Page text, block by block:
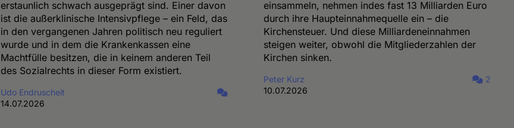
erstaunlich schwach ausgeprägt sind. Einer davon
ist die außerklinische Intensivpflege – ein Feld, das
in den vergangenen Jahren politisch neu reguliert
wurde und in dem die Krankenkassen eine
Machtfülle besitzen, die in keinem anderen Teil
des Sozialrechts in dieser Form existiert.
Udo Endruscheit
14.07.2026
einsammeln, nehmen indes fast 13 Milliarden Euro
durch ihre Haupteinnahmequelle ein – die
Kirchensteuer. Und diese Milliardeneinnahmen
steigen weiter, obwohl die Mitgliederzahlen der
Kirchen sinken.
Peter Kurz
10.07.2026
2